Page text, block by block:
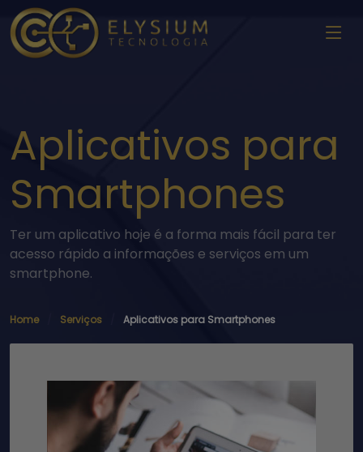
Aplicativos para
Smartphones
Ter um aplicativo hoje é a forma mais fácil para ter
acesso rápido a informações e serviços em um
smartphone.
Home Serviços Aplicativos para Smartphones